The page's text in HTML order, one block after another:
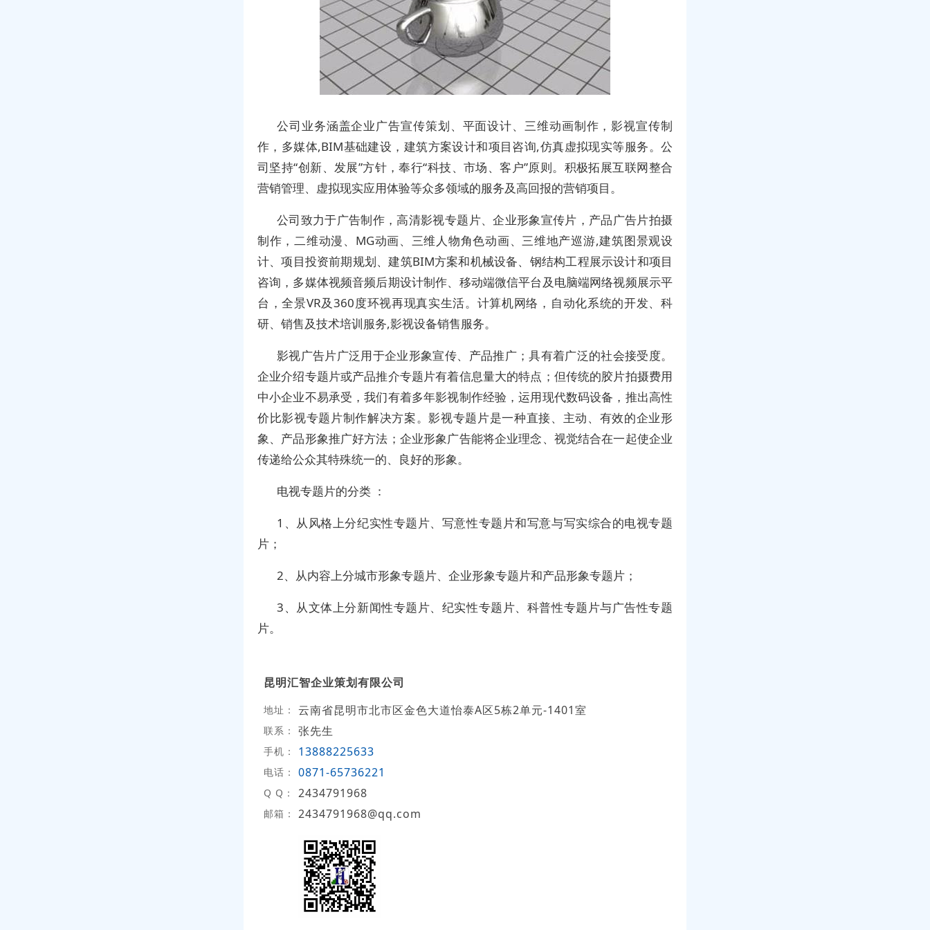
公司业务涵盖企业广告宣传策划、平面设计、三维动画制作，影视宣传制
作，多媒体,BIM基础建设，建筑方案设计和项目咨询,仿真虚拟现实等服务。公
司坚持“创新、发展”方针，奉行“科技、市场、客户”原则。积极拓展互联网整合
营销管理、虚拟现实应用体验等众多领域的服务及高回报的营销项目。
公司致力于广告制作，高清影视专题片、企业形象宣传片，产品广告片拍摄
制作，二维动漫、MG动画、三维人物角色动画、三维地产巡游,建筑图景观设
计、项目投资前期规划、建筑BIM方案和机械设备、钢结构工程展示设计和项目
咨询，多媒体视频音频后期设计制作、移动端微信平台及电脑端网络视频展示平
台，全景VR及360度环视再现真实生活。计算机网络，自动化系统的开发、科
研、销售及技术培训服务,影视设备销售服务。
影视广告片广泛用于企业形象宣传、产品推广；具有着广泛的社会接受度。
企业介绍专题片或产品推介专题片有着信息量大的特点；但传统的胶片拍摄费用
中小企业不易承受，我们有着多年影视制作经验，运用现代数码设备，推出高性
价比影视专题片制作解决方案。影视专题片是一种直接、主动、有效的企业形
象、产品形象推广好方法；企业形象广告能将企业理念、视觉结合在一起使企业
传递给公众其特殊统一的、良好的形象。
电视专题片的分类 ：
1、从风格上分纪实性专题片、写意性专题片和写意与写实综合的电视专题
片；
2、从内容上分城市形象专题片、企业形象专题片和产品形象专题片；
3、从文体上分新闻性专题片、纪实性专题片、科普性专题片与广告性专题
片。
昆明汇智企业策划有限公司
地址： 云南省昆明市北市区金色大道怡泰A区5栋2单元-1401室
联系： 张先生
手机： 13888225633
电话： 0871-65736221
Q Q： 2434791968
邮箱： 2434791968@qq.com